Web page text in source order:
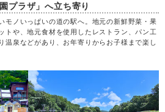
プラザ」へ立ち寄り
モノいっぱいの道の駅へ。地元の新鮮野菜・果
トや、地元食材を使用したレストラン、パン工
温泉などがあり、お年寄りからお子様まで楽し